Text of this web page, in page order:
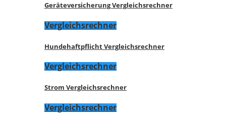
Geräteversicherung Vergleichsrechner
Vergleichsrechner
Hundehaftpflicht Vergleichsrechner
Vergleichsrechner
Strom Vergleichsrechner
Vergleichsrechner